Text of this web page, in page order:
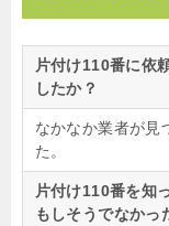
片付け110番に依
したか？
なかなか業者が見
た。
片付け110番を知
もしそうでなかっ